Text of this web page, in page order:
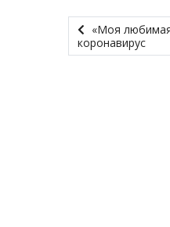
«Моя
коронавирус